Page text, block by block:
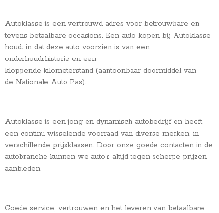
Autoklasse is een vertrouwd adres voor betrouwbare en
tevens betaalbare occasions. Een auto kopen bij Autoklasse
houdt in dat deze auto voorzien is van een
onderhoudshistorie en een
kloppende kilometerstand (aantoonbaar doormiddel van
de Nationale Auto Pas).
Autoklasse is een jong en dynamisch autobedrijf en heeft
een continu wisselende voorraad van diverse merken, in
verschillende prijsklassen. Door onze goede contacten in de
autobranche kunnen we auto’s altijd tegen scherpe prijzen
aanbieden.
Goede service, vertrouwen en het leveren van betaalbare